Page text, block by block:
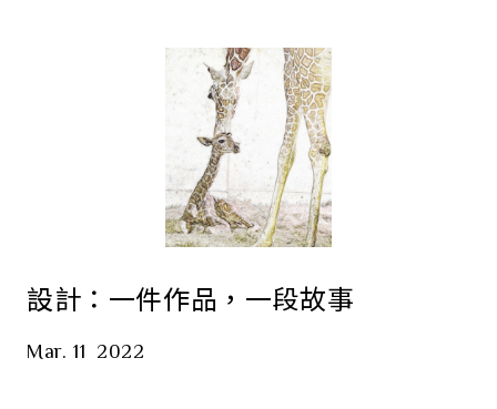
設計：一件作品，一段故事
Mar. 11 2022